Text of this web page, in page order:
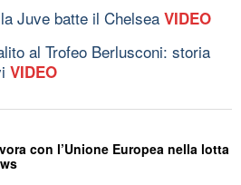
Juve batte il Chelsea VIDEO
al Trofeo Berlusconi: storia
VIDEO
con l’Unione Europea nella lotta